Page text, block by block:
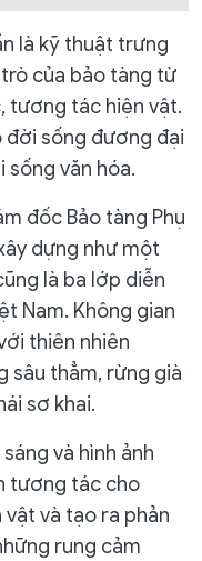
là kỹ thuật trưng
của bảo tàng từ
tương tác hiện vật.
đời sống đương đại
sống văn hóa.
đốc Bảo tàng Phụ
dựng như một
là ba lớp diễn
Nam. Không gian
thiên nhiên
sâu thẳm, rừng già
sơ khai.
và hình ảnh
tương tác cho
và tạo ra phản
rung cảm